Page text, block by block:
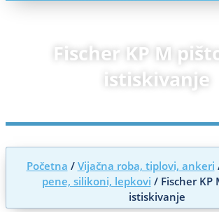
Fischer KP M
istiskivanje
Početna / Vijačna roba, tiplovi, ankeri
pene, silikoni, lepkovi / Fischer KP
istiskivanje